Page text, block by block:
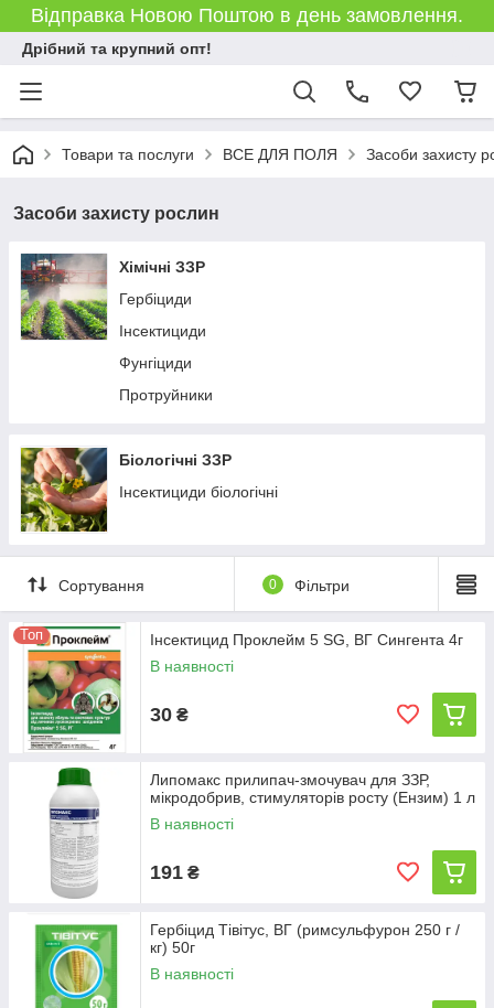
Відправка Новою Поштою в день замовлення.
Дрібний та крупний опт!
Товари та послуги ВСЕ ДЛЯ ПОЛЯ Засоби захисту
Засоби захисту рослин
Хімічні ЗЗР
Гербіциди
Інсектициди
Фунгіциди
Протруйники
Біологічні ЗЗР
Інсектициди біологічні
Сортування 0 Фільтри
Топ
Інсектицид Проклейм 5 SG, ВГ Сингента 4г
В наявності
30 ₴
Липомакс прилипач-змочувач для ЗЗР,
мікродобрив, стимуляторів росту (Ензим) 1 л
В наявності
191 ₴
Гербіцид Тівітус, ВГ (римсульфурон 250 г /
кг) 50г
В наявності